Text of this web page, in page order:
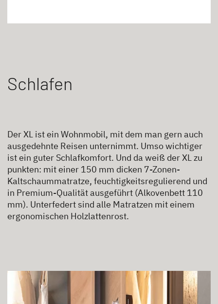
Schlafen
Der XL ist ein Wohnmobil, mit dem man gern auch
ausgedehnte Reisen unternimmt. Umso wichtiger
ist ein guter Schlafkomfort. Und da weiß der XL zu
punkten: mit einer 150 mm dicken 7-Zonen-
Kaltschaummatratze, feuchtigkeitsregulierend und
in Premium-Qualität ausgeführt (Alkovenbett 110
mm). Unterfedert sind alle Matratzen mit einem
ergonomischen Holzlattenrost.